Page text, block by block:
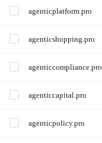
agenticplatform.pro
agenticshopping.pro
agenticcompliance.pro
agenticcapital.pro
agenticpolicy.pro